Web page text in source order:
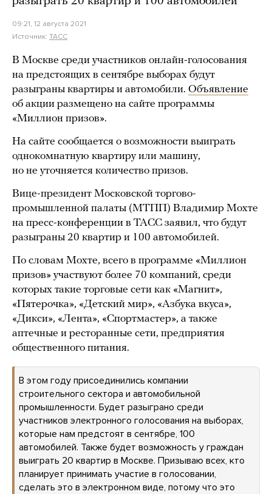
09:21, 12 августа 2021
Источник: ТАСС
В Москве среди участников онлайн-голосования
на предстоящих в сентябре выборах будут
разыграны квартиры и автомобили. Объявление
об акции размещено на сайте программы
«Миллион призов».
На сайте сообщается о возможности выиграть
однокомнатную квартиру или машину,
но не уточняется количество призов.
Вице-президент Московской торгово-
промышленной палаты (МТПП) Владимир Мохте
на пресс-конференции в ТАСС заявил, что будут
разыграны 20 квартир и 100 автомобилей.
По словам Мохте, всего в программе «Миллион
призов» участвуют более 70 компаний, среди
которых такие торговые сети как «Магнит»,
«Пятерочка», «Детский мир», «Азбука вкуса»,
«Дикси», «Лента», «Спортмастер», а также
аптечные и ресторанные сети, предприятия
общественного питания.
В этом году присоединились компании
строительного сектора и автомобильной
промышленности. Будет разыграно среди
участников электронного голосования на выборах,
которые нам предстоят в сентябре, 100
автомобилей. Также будет возможность у граждан
выиграть 20 квартир в Москве. Призываю всех, кто
планирует принимать участие в голосовании,
сделать это в электронном виде, потому что это